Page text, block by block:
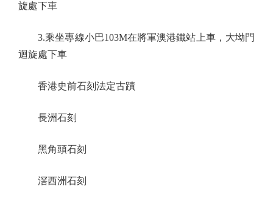
旋處下車
3.乘坐專線小巴103M在將軍澳港鐵站上車，大坳門
迴旋處下車
香港史前石刻法定古蹟
長洲石刻
黑角頭石刻
滘西洲石刻